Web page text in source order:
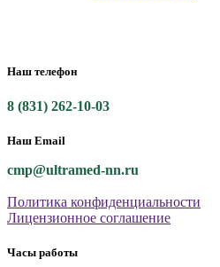
Наш телефон
8 (831) 262-10-03
Наш Email
cmp@ultramed-nn.ru
Политика конфиденциальности
Лицензионное соглашение
Часы работы